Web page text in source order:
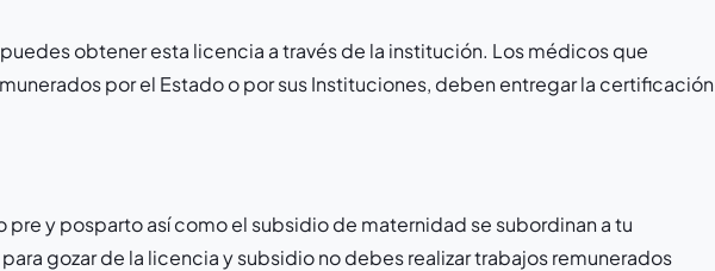
puedes obtener esta licencia a través de la institución. Los médicos que
por el Estado o por sus Instituciones, deben entregar la certificación
y posparto así como el subsidio de maternidad se subordinan a tu
gozar de la licencia y subsidio no debes realizar trabajos remunerados